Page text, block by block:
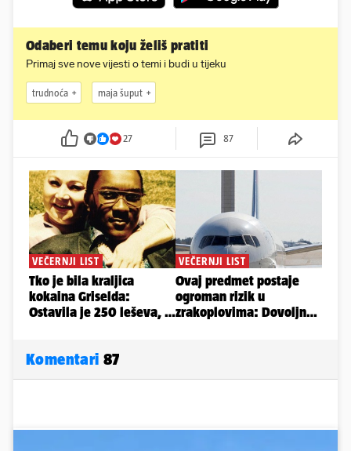
Odaberi temu koju želiš pratiti
Primaj sve nove vijesti o temi i budi u tijeku
trudnoća maja šuput
27 87
Komentari 87